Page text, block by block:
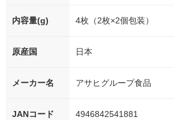
内容量(g) 4枚（2枚×2個包装）
原産国 日本
メーカー名 アサヒグループ食品
JANコード 4946842541881